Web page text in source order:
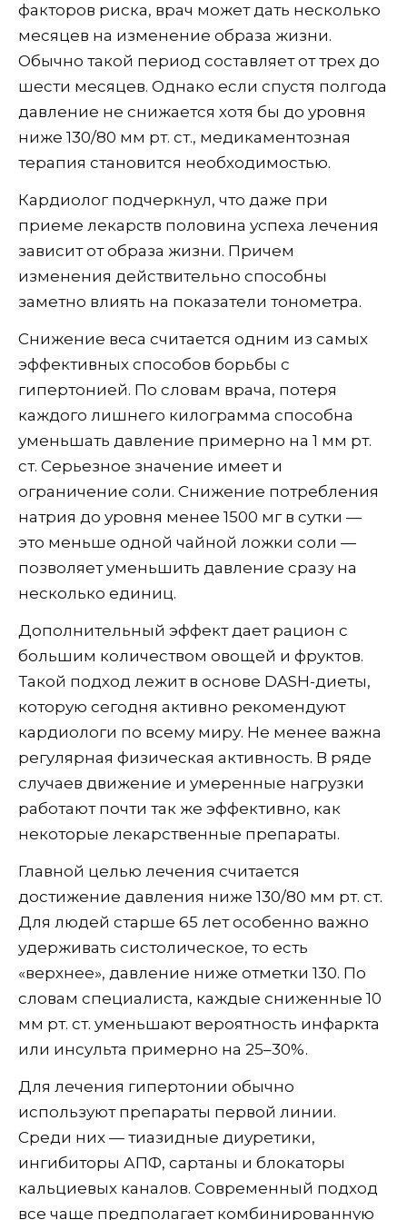
факторов риска, врач может дать несколько
месяцев на изменение образа жизни.
Обычно такой период составляет от трех до
шести месяцев. Однако если спустя полгода
давление не снижается хотя бы до уровня
ниже 130/80 мм рт. ст., медикаментозная
терапия становится необходимостью.
Кардиолог подчеркнул, что даже при
приеме лекарств половина успеха лечения
зависит от образа жизни. Причем
изменения действительно способны
заметно влиять на показатели тонометра.
Снижение веса считается одним из самых
эффективных способов борьбы с
гипертонией. По словам врача, потеря
каждого лишнего килограмма способна
уменьшать давление примерно на 1 мм рт.
ст. Серьезное значение имеет и
ограничение соли. Снижение потребления
натрия до уровня менее 1500 мг в сутки —
это меньше одной чайной ложки соли —
позволяет уменьшить давление сразу на
несколько единиц.
Дополнительный эффект дает рацион с
большим количеством овощей и фруктов.
Такой подход лежит в основе DASH-диеты,
которую сегодня активно рекомендуют
кардиологи по всему миру. Не менее важна
регулярная физическая активность. В ряде
случаев движение и умеренные нагрузки
работают почти так же эффективно, как
некоторые лекарственные препараты.
Главной целью лечения считается
достижение давления ниже 130/80 мм рт. ст.
Для людей старше 65 лет особенно важно
удерживать систолическое, то есть
«верхнее», давление ниже отметки 130. По
словам специалиста, каждые сниженные 10
мм рт. ст. уменьшают вероятность инфаркта
или инсульта примерно на 25–30%.
Для лечения гипертонии обычно
используют препараты первой линии.
Среди них — тиазидные диуретики,
ингибиторы АПФ, сартаны и блокаторы
кальциевых каналов. Современный подход
все чаще предполагает комбинированную